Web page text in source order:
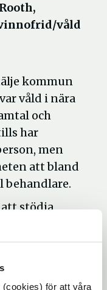
för att våra
våld
kommun
våld i nära
och
har
men
att bland
stödja
relationer
Aronsson,
annat att